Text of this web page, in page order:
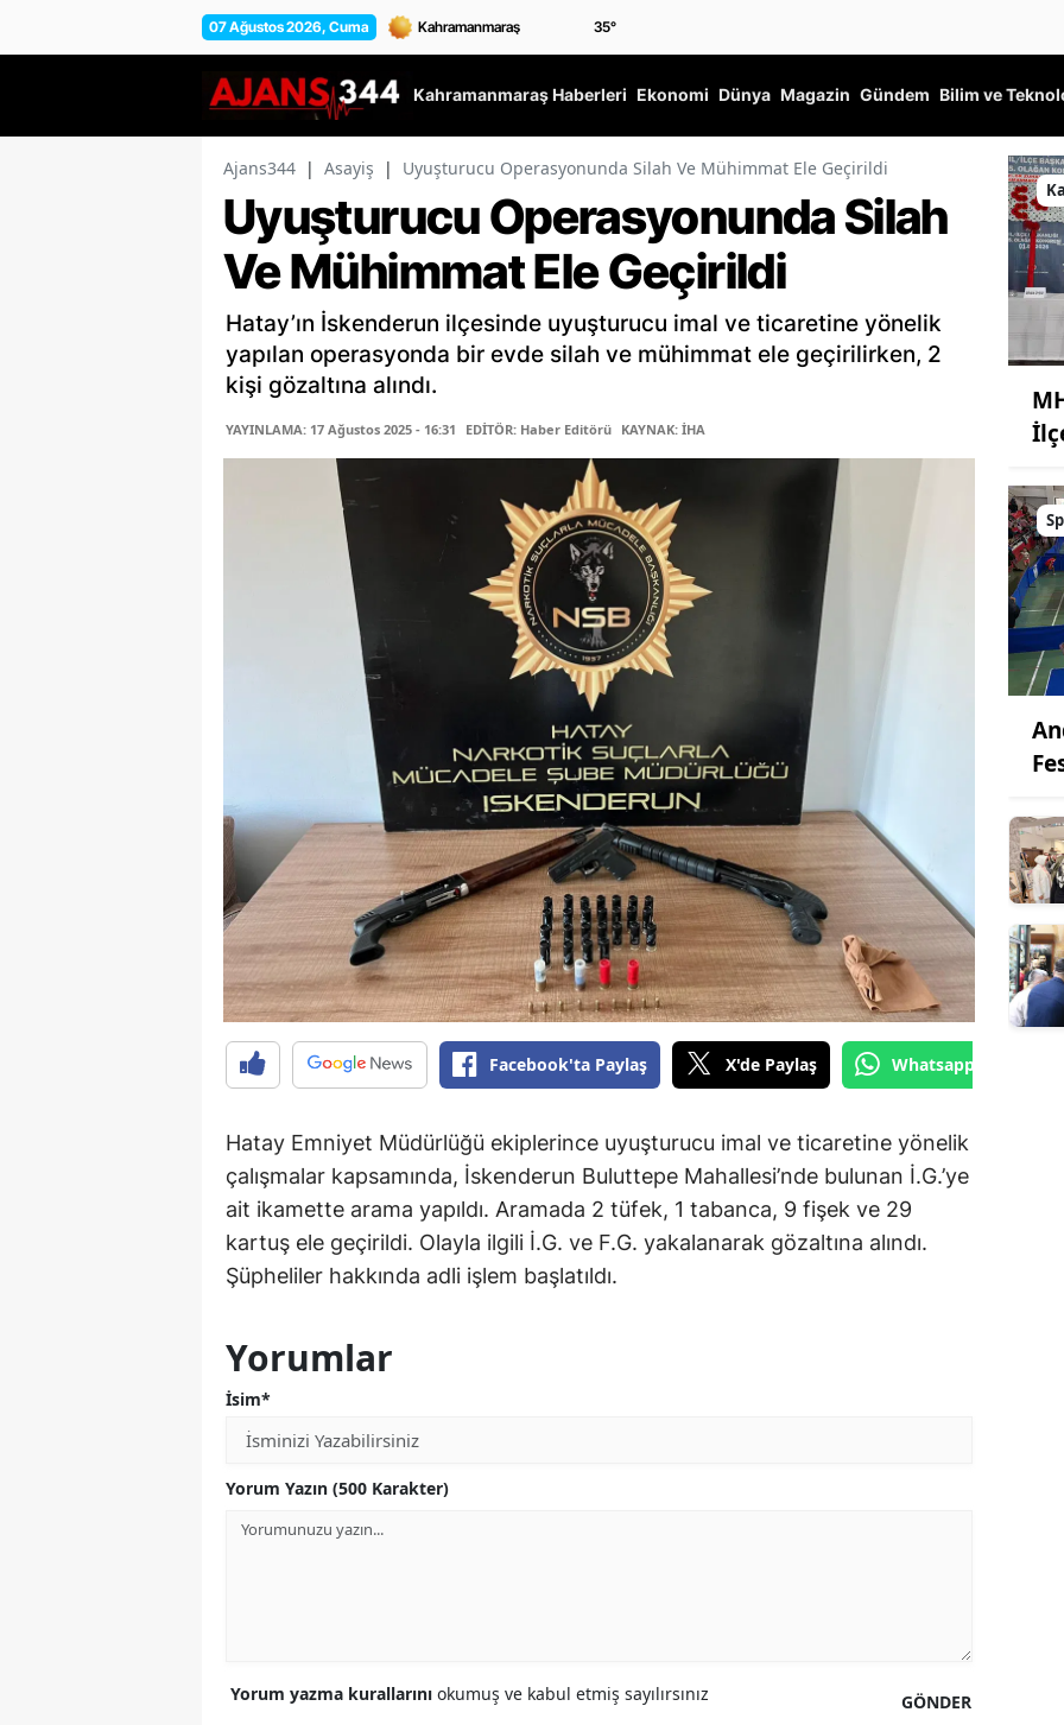
07 Ağustos 2026, Cuma 35°
Kahramanmaraş Haberleri Ekonomi Dünya Magazin Gündem Bilim ve
Ajans344 | Asayiş | Uyuşturucu Operasyonunda Silah Ve Mühimmat Ele Geçirildi
Uyuşturucu Operasyonunda Silah
Ve Mühimmat Ele Geçirildi
Hatay’ın İskenderun ilçesinde uyuşturucu imal ve ticaretine yönelik
yapılan operasyonda bir evde silah ve mühimmat ele geçirilirken, 2
kişi gözaltına alındı.
YAYINLAMA: 17 Ağustos 2025 - 16:31 EDİTÖR: Haber Editörü KAYNAK: İHA
Facebook'ta Paylaş X'de Paylaş Whatsapp'tan
Hatay Emniyet Müdürlüğü ekiplerince uyuşturucu imal ve ticaretine yönelik
çalışmalar kapsamında, İskenderun Buluttepe Mahallesi’nde bulunan İ.G.’ye
ait ikamette arama yapıldı. Aramada 2 tüfek, 1 tabanca, 9 fişek ve 29
kartuş ele geçirildi. Olayla ilgili İ.G. ve F.G. yakalanarak gözaltına alındı.
Şüpheliler hakkında adli işlem başlatıldı.
Yorumlar
İsim*
Yorum Yazın (500 Karakter)
GÖNDER
Yorum yazma kurallarını okumuş ve kabul etmiş sayılırsınız